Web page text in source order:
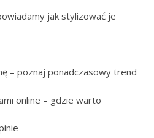
jak stylizować je
– poznaj ponadczasowy trend
online – gdzie warto